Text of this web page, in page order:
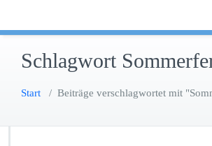
Schlagwort
Start / Beiträge verschlagwortet mit